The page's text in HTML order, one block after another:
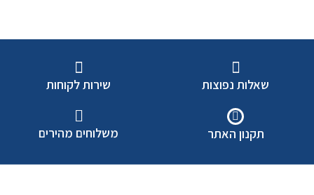
שאלות נפוצות שירות לקוחות
תקנון האתר משלוחים מהירים